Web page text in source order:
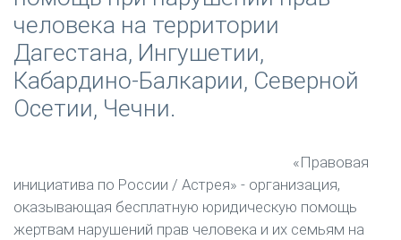
человека на территории
Дагестана, Ингушетии,
Кабардино-Балкарии, Северной
Осетии, Чечни.
«Правовая
инициатива по России / Астрея» - организация,
оказывающая бесплатную юридическую помощь
жертвам нарушений прав человека и их семьям на